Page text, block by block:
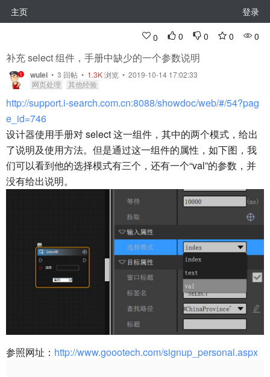
主页 登录
0 0 0 0 0
补充 select 组件，手册中缺少的一个参数说明
wulei • 3 回帖 • 1.3K浏览 • 2019-10-14 17:02:33
网页处理
其他经验
http://support.i-search.com.cn:8088/showdoc/web/#/54?pag
e_id=746
设计器使用手册对 select 这一组件，其中的两个模式，给出
了说明及使用方法。但是通过这一组件的属性，如下图，我
们可以看到他的选择模式有三个，还有一个“val”的参数，并
没有给出说明。
参照网址： http://www.goootech.com/signup_personal.aspx